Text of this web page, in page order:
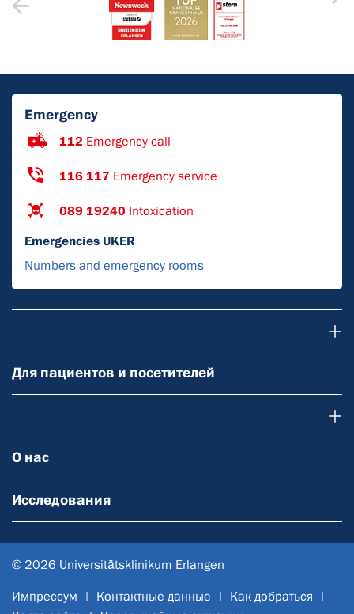
Emergency
112 Emergency call
116 117 Emergency service
089 19240 Intoxication
Emergencies UKER
Numbers and emergency rooms
Для пациентов и посетителей
О нас
Исследования
© 2026 Universitätsklinikum Erlangen
Импрессум
Контактные данные
Как добраться